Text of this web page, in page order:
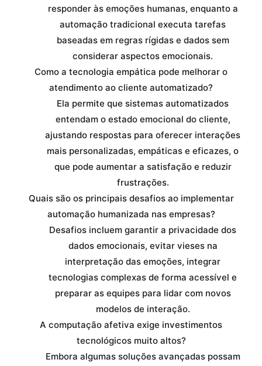
responder às emoções humanas, enquanto a
automação tradicional executa tarefas
baseadas em regras rígidas e dados sem
considerar aspectos emocionais.
Como a tecnologia empática pode melhorar o
atendimento ao cliente automatizado?
Ela permite que sistemas automatizados
entendam o estado emocional do cliente,
ajustando respostas para oferecer interações
mais personalizadas, empáticas e eficazes, o
que pode aumentar a satisfação e reduzir
frustrações.
Quais são os principais desafios ao implementar
automação humanizada nas empresas?
Desafios incluem garantir a privacidade dos
dados emocionais, evitar vieses na
interpretação das emoções, integrar
tecnologias complexas de forma acessível e
preparar as equipes para lidar com novos
modelos de interação.
A computação afetiva exige investimentos
tecnológicos muito altos?
Embora algumas soluções avançadas possam